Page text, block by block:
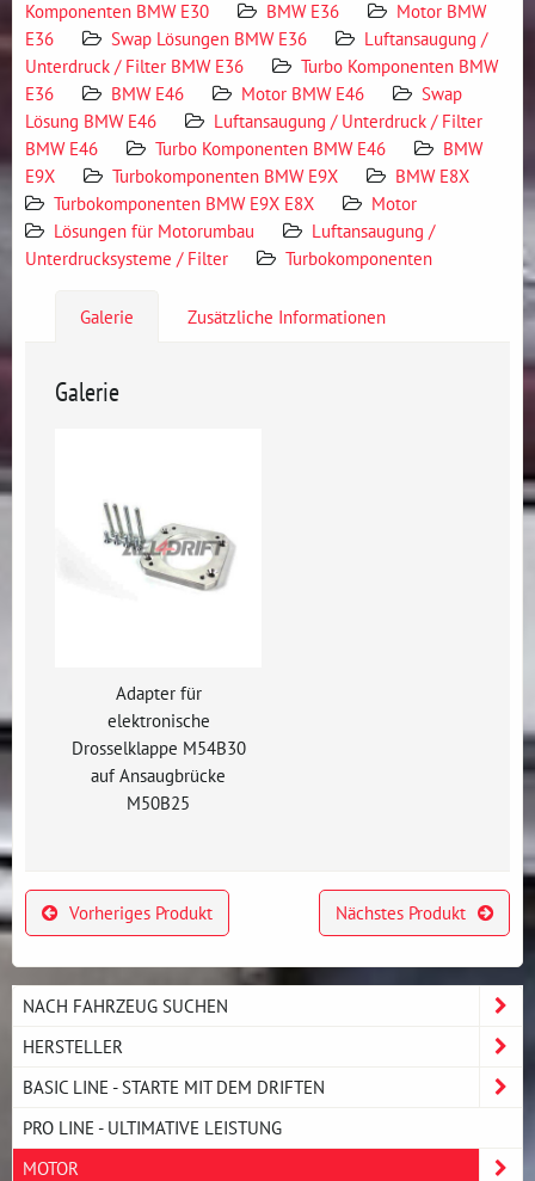
Komponenten BMW E30 BMW E36
Motor BMW
E36
Swap Lösungen BMW E36
Luftansaugung /
Unterdruck / Filter BMW E36
Turbo Komponenten BMW
E36
BMW E46 Motor BMW E46
Swap
Lösung BMW E46
Luftansaugung / Unterdruck / Filter
BMW E46
Turbo Komponenten BMW E46
BMW
E9X
Turbokomponenten BMW E9X
BMW E8X
Turbokomponenten BMW E9X E8X
Motor
Lösungen für Motorumbau
Luftansaugung /
Unterdrucksysteme / Filter
Turbokomponenten
Galerie Zusätzliche Informationen
Galerie
Adapter für
elektronische
Drosselklappe M54B30
auf Ansaugbrücke
M50B25
Vorheriges Produkt Nächstes Produkt
NACH FAHRZEUG SUCHEN
HERSTELLER
BASIC LINE - STARTE MIT DEM DRIFTEN
PRO LINE - ULTIMATIVE LEISTUNG
MOTOR